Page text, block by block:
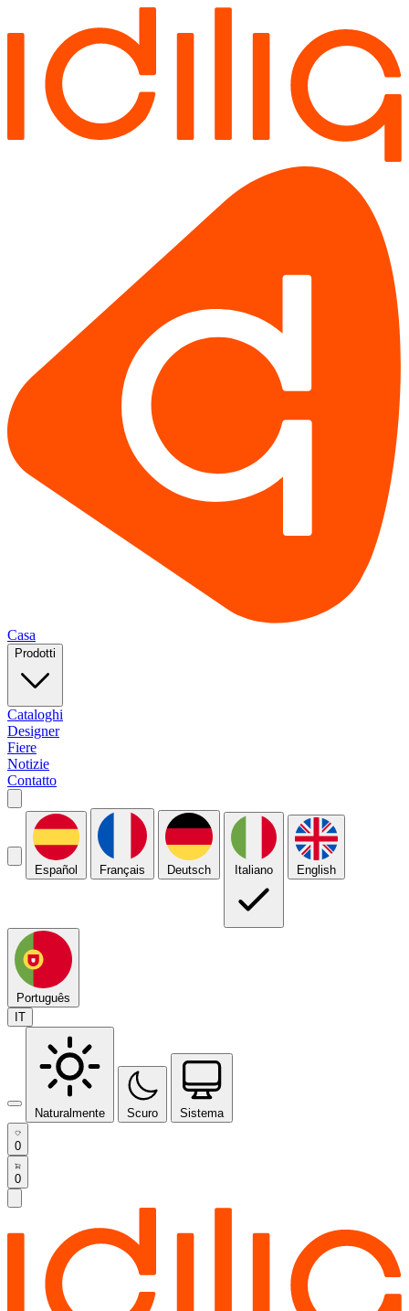
Casa
Prodotti
Cataloghi
Designer
Fiere
Notizie
Contatto
Español Français Deutsch Italiano English
Português
IT
Naturalmente Scuro Sistema
0
0